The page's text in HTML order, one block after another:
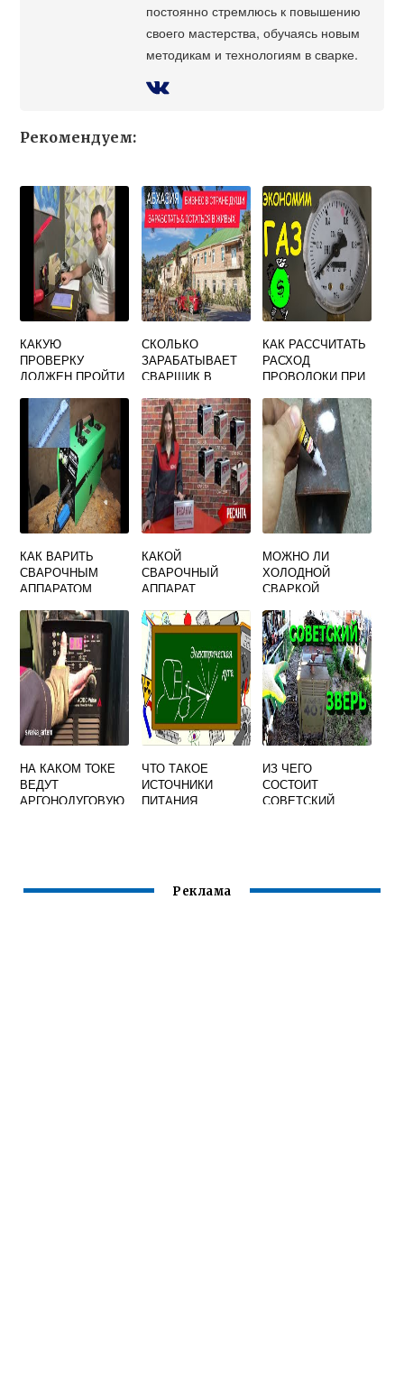
постоянно стремлюсь к повышению
своего мастерства, обучаясь новым
методикам и технологиям в сварке.
Рекомендуем:
КАКУЮ
ПРОВЕРКУ
ДОЛЖЕН ПРОЙТИ
ВПЕРВЫЕ
ПРИСТУПАЮЩИЙ
К СВАРКЕ
СКОЛЬКО
ЗАРАБАТЫВАЕТ
СВАРЩИК В
КАК РАССЧИТАТЬ
РАСХОД
ПРОВОЛОКИ ПРИ
ПОЛУАВТОМАТОМ
В СРЕДЕ
ЗАЩИТНЫХ
ГАЗОВ
КАК ВАРИТЬ
СВАРОЧНЫМ
АППАРАТОМ
КАКОЙ
СВАРОЧНЫЙ
АППАРАТ
ВЫБРАТЬ
МОЖНО ЛИ
ХОЛОДНОЙ
СВАРКОЙ
В БАНЕ
НА КАКОМ ТОКЕ
ВЕДУТ
АРГОНОДУГОВУЮ
ЧТО ТАКОЕ
ИСТОЧНИКИ
ПИТАНИЯ
ИЗ ЧЕГО
СОСТОИТ
СОВЕТСКИЙ
Реклама